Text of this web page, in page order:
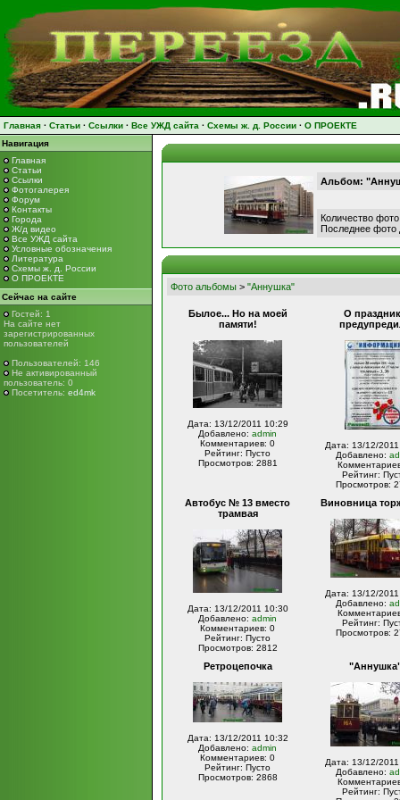
Главная · Статьи · Ссылки · Все УЖД сайта · Схемы ж. д. России · О ПРОЕКТЕ
Навигация
Главная
Статьи
Ссылки
Фотогалерея
Форум
Контакты
Города
Ж/д видео
Все УЖД сайта
Условные обозначения
Литература
Схемы ж. д. России
О ПРОЕКТЕ
Сейчас на сайте
Гостей: 1
На сайте нет
зарегистрированных
пользователей
Пользователей: 146
Не активированный
пользователь: 0
Посетитель: ed4mk
Альбом:
Количество
Последнее фото
Фото альбомы > "Аннушка"
Былое... Но на моей
памяти!
Дата: 13/12/2011 10:29
Добавлено: admin
Комментариев: 0
Рейтинг: Пусто
Просмотров: 2881
О
Дата: 13/12/
Добавлено:
Рейтинг:
Просмотров:
Автобус № 13 вместо
трамвая
Дата: 13/12/2011 10:30
Добавлено: admin
Комментариев: 0
Рейтинг: Пусто
Просмотров: 2812
Виновница
Дата: 13/12/
Добавлено:
Рейтинг:
Просмотров:
Ретроцепочка
Дата: 13/12/2011 10:32
Добавлено: admin
Комментариев: 0
Рейтинг: Пусто
Просмотров: 2868
Дата: 13/12/
Добавлено:
Рейтинг: